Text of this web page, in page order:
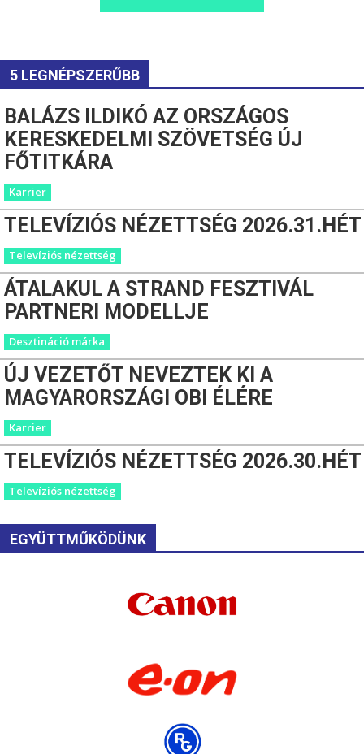
5 LEGNÉPSZERŰBB
BALÁZS ILDIKÓ AZ ORSZÁGOS
KERESKEDELMI SZÖVETSÉG ÚJ
FŐTITKÁRA
Karrier
TELEVÍZIÓS NÉZETTSÉG 2026.31.HÉT
Televíziós nézettség
ÁTALAKUL A STRAND FESZTIVÁL
PARTNERI MODELLJE
Desztináció márka
ÚJ VEZETŐT NEVEZTEK KI A
MAGYARORSZÁGI OBI ÉLÉRE
Karrier
TELEVÍZIÓS NÉZETTSÉG 2026.30.HÉT
Televíziós nézettség
EGYÜTTMŰKÖDÜNK